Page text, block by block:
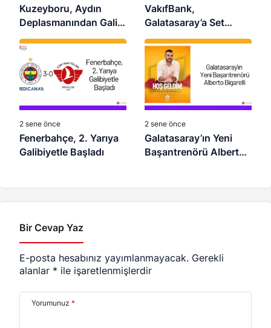
Kuzeyboru, Aydın
Deplasmanından Galip
Dönüyor
VakıfBank,
Galatasaray’a Set
Vermedi
2 sene önce
Fenerbahçe, 2. Yarıya
Galibiyetle Başladı
2 sene önce
Galatasaray’ın Yeni
Başantrenörü Alberto
Bir Cevap Yaz
E-posta hesabınız yayımlanmayacak. Gerekli
alanlar * ile işaretlenmişlerdir
Yorumunuz *